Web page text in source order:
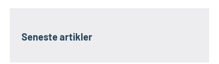
Seneste artikler